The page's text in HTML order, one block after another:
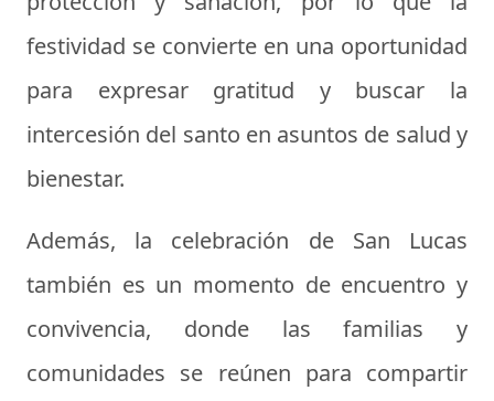
festividad se convierte en una oportunidad
para expresar gratitud y buscar la
intercesión del santo en asuntos de salud y
bienestar.
Además, la celebración de San Lucas
también es un momento de encuentro y
convivencia, donde las familias y
comunidades se reúnen para compartir